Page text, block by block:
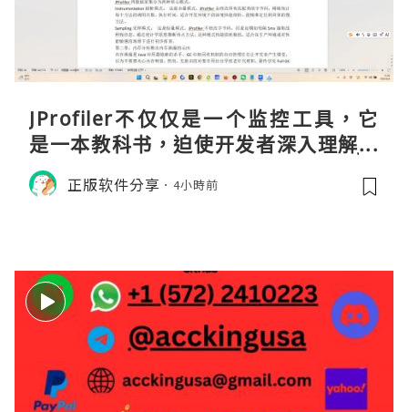
JProfiler不仅仅是一个监控工具，它
是一本教科书，迫使开发者深入理解JV
M的内存模型、垃圾回收机制和并发原
理。通过直观的可视化数据，它将抽象
正版软件分享 4小時前